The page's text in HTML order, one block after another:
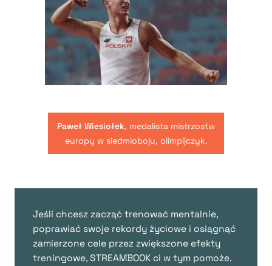
Paweł Wiesiołek, medalista mistrzostw
europy w siedmioboju, olimpijczyk.
Jeśli chcesz zacząć trenować mentalnie,
poprawiać swoje rekordy życiowe i osiągnąć
zamierzone cele przez zwiększone efekty
treningowe, STREAMBOOK ci w tym pomoże.